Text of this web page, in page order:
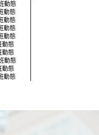
動態
動態
動態
動態
動態
動態
動態
動態
動態
動態